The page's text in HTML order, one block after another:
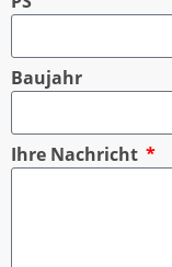
Baujahr
Ihre Nachricht